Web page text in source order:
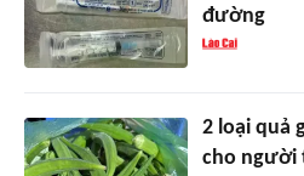
đường
2 loại quả
cho người